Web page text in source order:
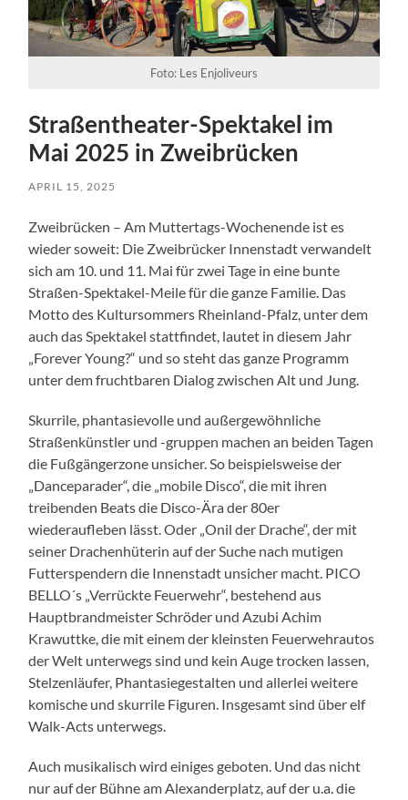
Foto: Les Enjoliveurs
Straßentheater-Spektakel im
Mai 2025 in Zweibrücken
APRIL 15, 2025
Zweibrücken – Am Muttertags-Wochenende ist es
wieder soweit: Die Zweibrücker Innenstadt verwandelt
sich am 10. und 11. Mai für zwei Tage in eine bunte
Straßen-Spektakel-Meile für die ganze Familie. Das
Motto des Kultursommers Rheinland-Pfalz, unter dem
auch das Spektakel stattfindet, lautet in diesem Jahr
„Forever Young?“ und so steht das ganze Programm
unter dem fruchtbaren Dialog zwischen Alt und Jung.
Skurrile, phantasievolle und außergewöhnliche
Straßenkünstler und -gruppen machen an beiden Tagen
die Fußgängerzone unsicher. So beispielsweise der
„Danceparader“, die „mobile Disco“, die mit ihren
treibenden Beats die Disco-Ära der 80er
wiederaufleben lässt. Oder „Onil der Drache“, der mit
seiner Drachenhüterin auf der Suche nach mutigen
Futterspendern die Innenstadt unsicher macht. PICO
BELLO´s „Verrückte Feuerwehr“, bestehend aus
Hauptbrandmeister Schröder und Azubi Achim
Krawuttke, die mit einem der kleinsten Feuerwehrautos
der Welt unterwegs sind und kein Auge trocken lassen,
Stelzenläufer, Phantasiegestalten und allerlei weitere
komische und skurrile Figuren. Insgesamt sind über elf
Walk-Acts unterwegs.
Auch musikalisch wird einiges geboten. Und das nicht
nur auf der Bühne am Alexanderplatz, auf der u.a. die